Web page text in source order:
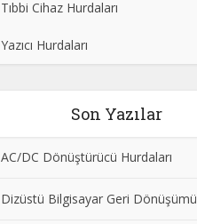
Tıbbi Cihaz Hurdaları
Yazıcı Hurdaları
Son Yazılar
AC/DC Dönüştürücü Hurdaları
Dizüstü Bilgisayar Geri Dönüşümü